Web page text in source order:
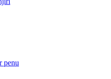
penu